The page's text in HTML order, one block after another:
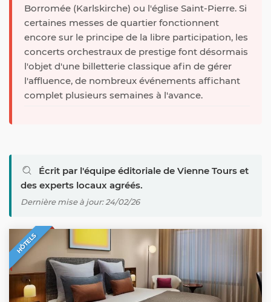
Borromée (Karlskirche) ou l'église Saint-Pierre. Si
certaines messes de quartier fonctionnent
encore sur le principe de la libre participation, les
concerts orchestraux de prestige font désormais
l'objet d'une billetterie classique afin de gérer
l'affluence, de nombreux événements affichant
complet plusieurs semaines à l'avance.
Écrit par l'équipe éditoriale de Vienne Tours et
des experts locaux agréés.
Dernière mise à jour: 24/02/26
HÔTELS